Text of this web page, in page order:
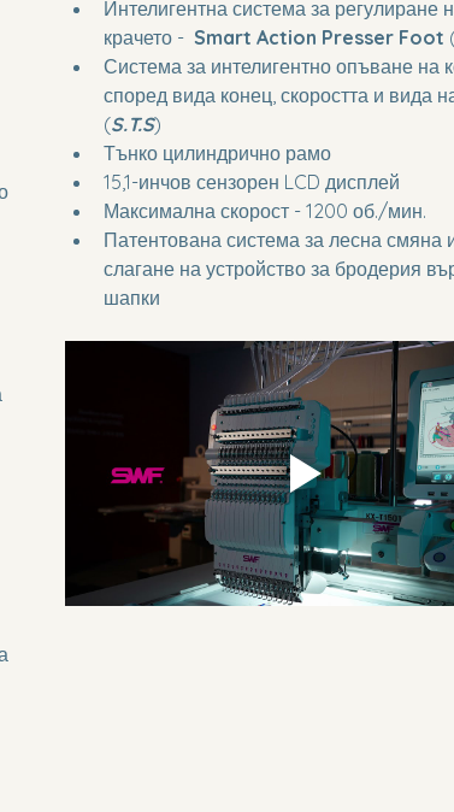
Интелигентна система за регулиране
крачето - Smart Action Presser Foot
Система за интелигентно опъване на
според вида конец, скоростта и вида
(S.T.S)
Тънко цилиндрично рамо
15,1-инчов сензорен LCD дисплей
Максимална скорост - 1200 об./мин.
Патентована система за лесна смяна
слагане на устройство за бродерия
шапки